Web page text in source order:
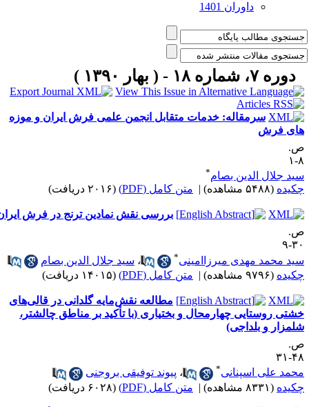
داوران 1401
دوره ۷، شماره ۱۸ - ( بهار ۱۳۹۰ )
سرمقاله: خدمات متقابل انجمن علمی فرش ایران و موزه
فرش
جلال الدین بصام*
(۵۴۸۸ مشاهده) | متن کامل (PDF) (۲۰۱۶ دریافت)
بررسی نقش نمادین ترنج در فرش ایران
۹
محمد مهدی میرزاامینی
،سید جلال الدین بصام
(۹۷۹۶ مشاهده) | متن کامل (PDF) (۱۴۰۱۵ دریافت)
مطالعه نقش‌مایه گلدانی در قالی‌های
روستایی چهارمحال و بختیاری (با تأکید بر مناطق چالشتر،
و بلداجی)
۳۱
علی اسپنانی
،پیوند توفیقی بروجنی
(۸۳۳۱ مشاهده) | متن کامل (PDF) (۶۰۲۸ دریافت)